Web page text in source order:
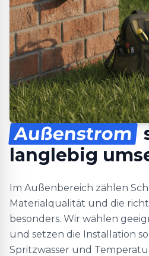
Außenstrom
langlebig
Im Außenbereich zählen
Materialqualität und die
besonders. Wir wählen
und setzen die Installation
Spritzwasser und